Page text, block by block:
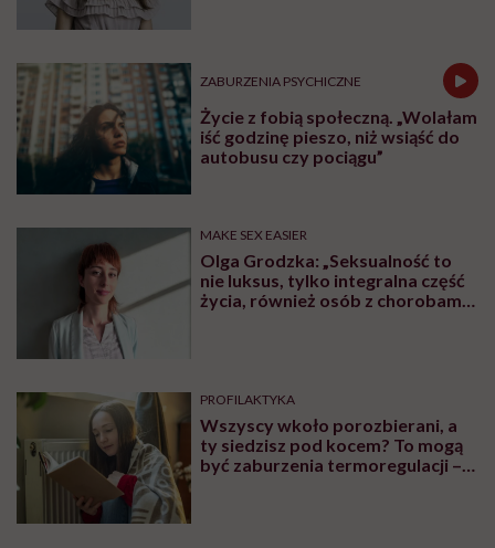
ZABURZENIA PSYCHICZNE
Życie z fobią społeczną. „Wolałam
iść godzinę pieszo, niż wsiąść do
autobusu czy pociągu”
MAKE SEX EASIER
Olga Grodzka: „Seksualność to
nie luksus, tylko integralna część
życia, również osób z chorobami
PROFILAKTYKA
Wszyscy wkoło porozbierani, a
ty siedzisz pod kocem? To mogą
być zaburzenia termoregulacji –